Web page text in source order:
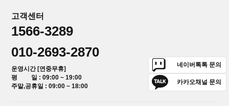
고객센터
1566-3289
010-2693-2870
운영시간 [연중무휴]
평 일 : 09:00 ~ 19:00
주말,공휴일 : 09:00 ~ 18:00
네이버톡톡 문의
카카오채널 문의